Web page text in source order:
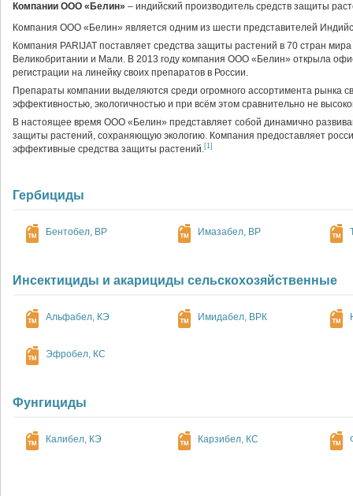
Компании ООО «Белин» – индийский производитель средств защиты
Компания ООО «Белин» является одним из шести представителей
Компания PARIJAT поставляет средства защиты растений в 70 стран
Великобритании и Мали. В 2013 году компания ООО «Белин» открыла
регистрации на линейку своих препаратов в России.
Препараты компании выделяются среди огромного ассортимента рынка
эффективностью, экологичностью и при всём этом сравнительно не
В настоящее время ООО «Белин» представляет собой динамично
защиты растений, сохраняющую экологию. Компания предоставляет
эффективные средства защиты растений.[1]
Гербициды
Бентобел, ВР Имазабел, ВР
Инсектициды и акарициды сельскохозяйственные
Альфабел, КЭ Имидабел, ВРК
Эфробел, КС
Фунгициды
Калибел, КЭ Карзибел, КС